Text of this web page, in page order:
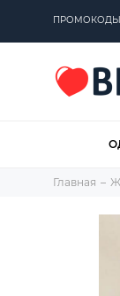
ПРОМОКОДЫ
Главная